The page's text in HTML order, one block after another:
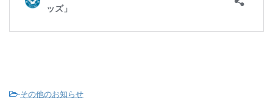
-その他のお知らせ